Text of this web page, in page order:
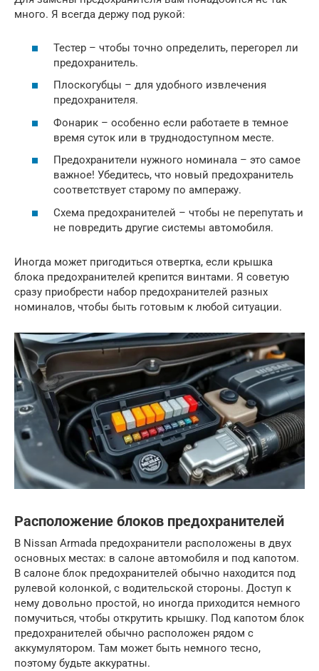
много. Я всегда держу под рукой:
Тестер – чтобы точно определить, перегорел ли
предохранитель.
Плоскогубцы – для удобного извлечения
предохранителя.
Фонарик – особенно если работаете в темное
время суток или в труднодоступном месте.
Предохранители нужного номинала – это самое
важное! Убедитесь, что новый предохранитель
соответствует старому по амперажу.
Схема предохранителей – чтобы не перепутать и
не повредить другие системы автомобиля.
Иногда может пригодиться отвертка, если крышка
блока предохранителей крепится винтами. Я советую
сразу приобрести набор предохранителей разных
номиналов, чтобы быть готовым к любой ситуации.
Расположение блоков предохранителей
В Nissan Armada предохранители расположены в двух
основных местах: в салоне автомобиля и под капотом.
В салоне блок предохранителей обычно находится под
рулевой колонкой, с водительской стороны. Доступ к
нему довольно простой, но иногда приходится немного
помучиться, чтобы открутить крышку. Под капотом блок
предохранителей обычно расположен рядом с
аккумулятором. Там может быть немного тесно,
поэтому будьте аккуратны.